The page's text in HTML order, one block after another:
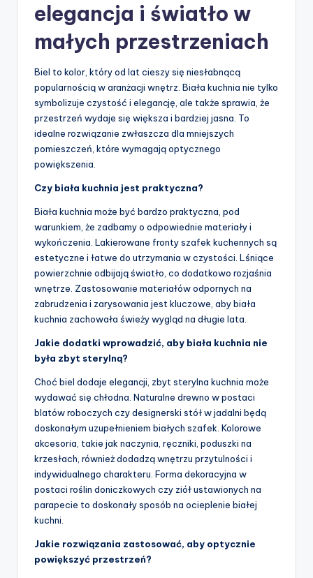
elegancja i światło w
małych przestrzeniach
Biel to kolor, który od lat cieszy się niesłabnącą
popularnością w aranżacji wnętrz. Biała kuchnia nie tylko
symbolizuje czystość i elegancję, ale także sprawia, że
przestrzeń wydaje się większa i bardziej jasna. To
idealne rozwiązanie zwłaszcza dla mniejszych
pomieszczeń, które wymagają optycznego
powiększenia.
Czy biała kuchnia jest praktyczna?
Biała kuchnia może być bardzo praktyczna, pod
warunkiem, że zadbamy o odpowiednie materiały i
wykończenia. Lakierowane fronty szafek kuchennych są
estetyczne i łatwe do utrzymania w czystości. Lśniące
powierzchnie odbijają światło, co dodatkowo rozjaśnia
wnętrze. Zastosowanie materiałów odpornych na
zabrudzenia i zarysowania jest kluczowe, aby biała
kuchnia zachowała świeży wygląd na długie lata.
Jakie dodatki wprowadzić, aby biała kuchnia nie
była zbyt sterylną?
Choć biel dodaje elegancji, zbyt sterylna kuchnia może
wydawać się chłodna. Naturalne drewno w postaci
blatów roboczych czy designerski stół w jadalni będą
doskonałym uzupełnieniem białych szafek. Kolorowe
akcesoria, takie jak naczynia, ręczniki, poduszki na
krzesłach, również dodadzą wnętrzu przytulności i
indywidualnego charakteru. Forma dekoracyjna w
postaci roślin doniczkowych czy ziół ustawionych na
parapecie to doskonały sposób na ocieplenie białej
kuchni.
Jakie rozwiązania zastosować, aby optycznie
powiększyć przestrzeń?